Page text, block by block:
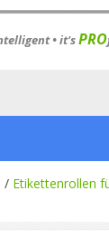
•it'sPRO
/ Etikettenrollen